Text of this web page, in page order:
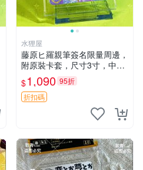
水狸屋
藤原ヒ羅親筆簽名限量周邊，
附原裝卡套，尺寸3寸，中古
輕瑕 會長大人 親筆 簽名 周
邊 卡套 3寸 中古初瑕
$1,090 95折
折扣碼